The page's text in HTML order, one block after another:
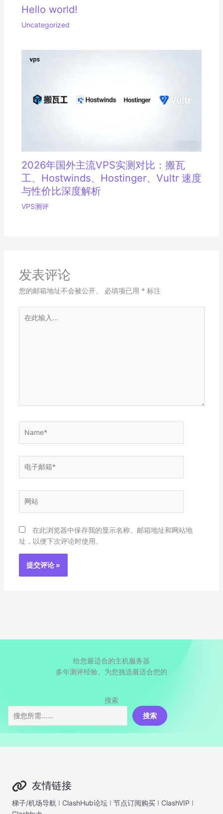
Hello world!
Uncategorized
2026年国外主流VPS实测对比：搬瓦
工、Hostwinds、Hostinger、Vultr 速度
与性价比深度解析
VPS测评
发表评论
您的邮箱地址不会被公开。 必填项已用 * 标注
子
箱
站
在此浏览器中保存我的显示名称、邮箱地址和网站地
址，以便下次评论时使用。
给您最适合的主机服务器
多年测评经验、为您挑选最适合您的
搜索
搜索
友情链接
梯子/机场导航 I ClashHub论坛 I 节点订阅购买 I ClashVIP I